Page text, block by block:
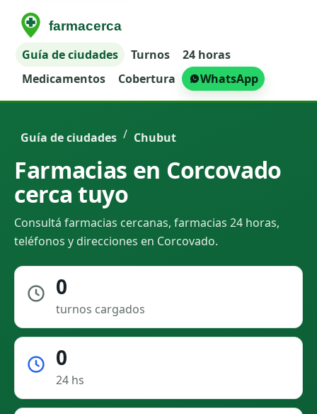
Guía de ciudades Turnos
24 horas
Medicamentos
Cobertura WhatsApp
Guía de ciudades / Chubut
Farmacias en Corcovado
cerca tuyo
Consultá farmacias cercanas, farmacias 24 horas,
teléfonos y direcciones en Corcovado.
0
turnos cargados
0
24 hs